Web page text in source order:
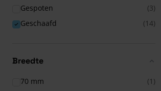
Gespoten
(3)
Geschaafd
(14)
Breedte
70 mm
(1)